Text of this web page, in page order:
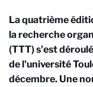
La quatrième
la recherche
(TTT) s'est
de l'université
décembre. Une